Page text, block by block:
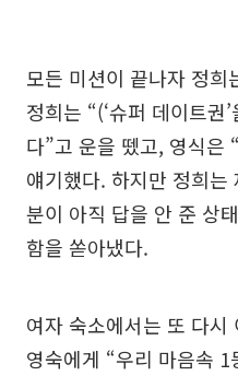
모든 미션이 끝나자 정
정희는 “(‘슈퍼 데이트권
다”고 운을 뗐고, 영식은
얘기했다. 하지만 정희는
분이 아직 답을 안 준 상
함을 쏟아냈다.
여자 숙소에서는 또 다시
영숙에게 “우리 마음속